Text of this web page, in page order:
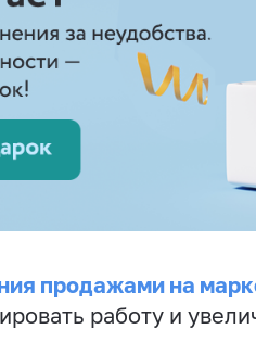
продажами на
работу и